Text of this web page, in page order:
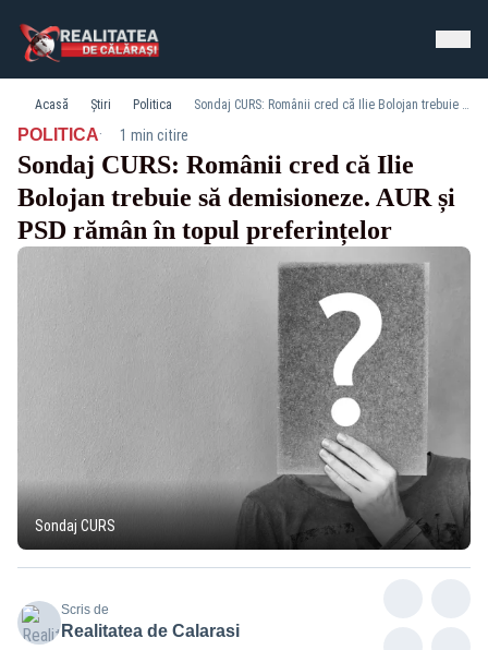
Acasă Știri Politica Sondaj CURS: Românii cred că Ilie Bolojan trebuie să demisioneze. AUR și PSD rămân în topul preferințelor
POLITICA· 1 min citire
Sondaj CURS: Românii cred că Ilie
Bolojan trebuie să demisioneze. AUR și
PSD rămân în topul preferințelor
Sondaj CURS
Scris de
Realitatea de Calarasi